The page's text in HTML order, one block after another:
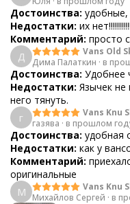
Достоинства: удобные,
Недостатки: их
Комментарий: просто
Д
Vans Old
Дима Палаткин · в
Достоинства: Удобнее
Недостатки: Язычек не
него тянуть.
г
Vans Knu
газява · в прошлом
Достоинства: удобная
Недостатки: как у
Комментарий:
оригинальные
М
Vans Knu
Михайлов Сергей · в